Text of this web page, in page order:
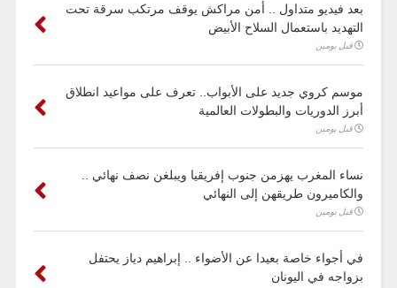
بعد فيديو متداول .. أمن مراكش يوقف مرتكب سرقة تحت
التهديد باستعمال السلاح الأبيض
قبل يومين
موسم كروي جديد على الأبواب.. تعرف على مواعيد انطلاق
أبرز الدوريات والبطولات العالمية
قبل يومين
نساء المغرب يهزمن جنوب إفريقيا ويبلغن نصف نهائي ..
والكاميرون طريقهن إلى النهائي
قبل يومين
في أجواء خاصة بعيدا عن الأضواء .. إبراهيم دياز يحتفل
بزواجه في اليونان